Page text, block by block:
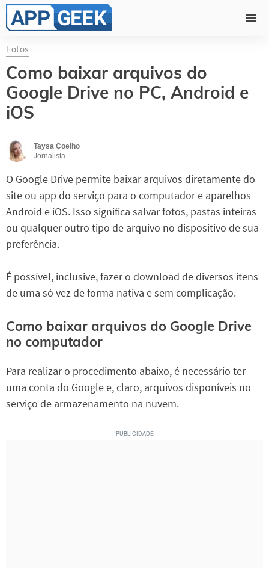
Fotos
Como baixar arquivos do
Google Drive no PC, Android e
iOS
Taysa Coelho
Jornalista
O Google Drive permite baixar arquivos diretamente do
site ou app do serviço para o computador e aparelhos
Android e iOS. Isso significa salvar fotos, pastas inteiras
ou qualquer outro tipo de arquivo no dispositivo de sua
preferência.
É possível, inclusive, fazer o download de diversos itens
de uma só vez de forma nativa e sem complicação.
Como baixar arquivos do Google Drive
no computador
Para realizar o procedimento abaixo, é necessário ter
uma conta do Google e, claro, arquivos disponíveis no
serviço de armazenamento na nuvem.